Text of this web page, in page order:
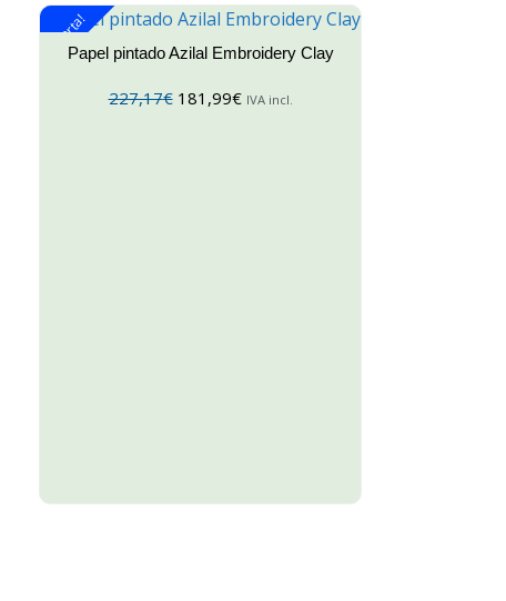
¡Oferta!Papel pintado Azilal Embroidery Clay
227,17€ 181,99€ IVA incl.